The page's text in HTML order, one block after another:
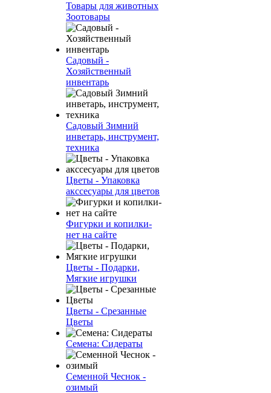
Товары для животных
Зоотовары
Садовый -
Хозяйственный
инвентарь
Садовый Зимний
инветарь, инструмент,
техника
Цветы - Упаковка
акссесуары для цветов
Фигурки и копилки-
нет на сайте
Цветы - Подарки,
Мягкие игрушки
Цветы - Срезанные
Цветы
Семена: Сидераты
Семенной Чеснок -
озимый